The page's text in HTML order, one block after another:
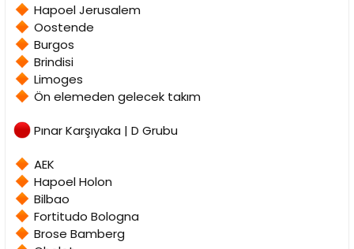
Hapoel Jerusalem
Oostende
Burgos
Brindisi
Limoges
Ön elemeden gelecek takım
Pınar Karşıyaka | D Grubu
AEK
Hapoel Holon
Bilbao
Fortitudo Bologna
Brose Bamberg